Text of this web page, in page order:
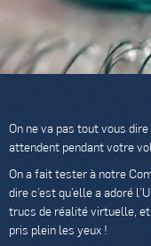
On ne va pas tout vous
attendent pendant votre
On a fait tester à notre
dire c’est qu’elle a adoré
trucs de réalité virtuelle,
pris plein les yeux !